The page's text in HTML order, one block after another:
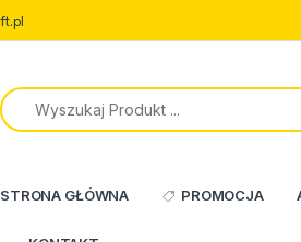
Search for:
STRONA GŁÓWNA PROMOCJA